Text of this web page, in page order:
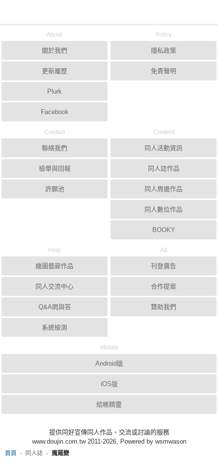
首頁 同人誌 魔羅變
About
關於我們
更新履歷
Plurk
Facebook
Policy
隱私政策
免責聲明
Contact
聯絡我們
檢舉與回報
許願池
Content
同人活動資訊
同人誌作品
同人周邊作品
同人數位作品
BOOKY
Help
繪圖藝廊作品
同人交流中心
Q&A問與答
系統檢測
Ad
刊登廣告
合作提案
贊助我們
Mobile
Android版
iOS版
結帳精靈
提供同好宣傳同人作品、交流或討論的服務
www.doujin.com.tw 2011-2026, Powered by wsmwason